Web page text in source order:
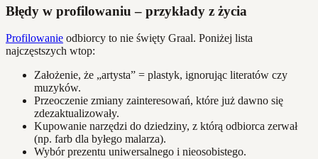
Błędy w profilowaniu – przykłady z życia
Profilowanie odbiorcy to nie święty Graal. Poniżej lista
najczęstszych wtop:
Założenie, że „artysta” = plastyk, ignorując literatów czy
muzyków.
Przeoczenie zmiany zainteresowań, które już dawno się
zdezaktualizowały.
Kupowanie narzędzi do dziedziny, z którą odbiorca zerwał
(np. farb dla byłego malarza).
Wybór prezentu uniwersalnego i nieosobistego.